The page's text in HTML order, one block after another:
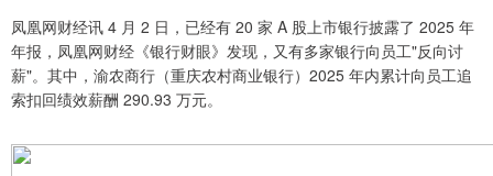
凤凰网财经讯 4 月 2 日，已经有 20 家 A 股上市银行披露了 2025 年
年报，凤凰网财经《银行财眼》发现，又有多家银行向员工"反向讨
薪"。其中，渝农商行（重庆农村商业银行）2025 年内累计向员工追
索扣回绩效薪酬 290.93 万元。